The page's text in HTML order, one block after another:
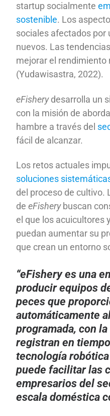
startup socialmente
sostenible. Los
sociales afectados por
nuevos. Las
mejorar el rendimiento
(Yudawisastra, 2022).
eFisherydesarrolla un
con la misión de
hambre a través del
fácil de alcanzar.
Los retos actuales
soluciones
del proceso de cultivo.
deeFisherybuscan
el que los acuicultores
puedan aumentar su
que crean un entorno
“eFishery es una
producir equipos
peces que
automáticamente
programada, con
registran en
tecnología
puede facilitar las
empresarios del
escala doméstica